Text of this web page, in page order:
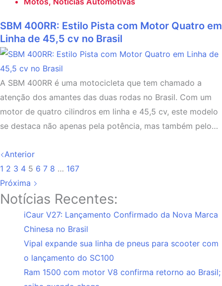
SBM 400RR: Estilo Pista com Motor Quatro em
Linha de 45,5 cv no Brasil
A SBM 400RR é uma motocicleta que tem chamado a
atenção dos amantes das duas rodas no Brasil. Com um
motor de quatro cilindros em linha e 45,5 cv, este modelo
se destaca não apenas pela potência, mas também pelo…
Anterior
1 2 3 4 5 6 7 8 … 167
Próxima
Notícias Recentes:
iCaur V27: Lançamento Confirmado da Nova Marca
Chinesa no Brasil
Vipal expande sua linha de pneus para scooter com
o lançamento do SC100
Ram 1500 com motor V8 confirma retorno ao Brasil;